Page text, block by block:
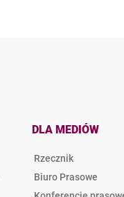
DLA MEDIÓW
Rzecznik
Biuro Prasowe